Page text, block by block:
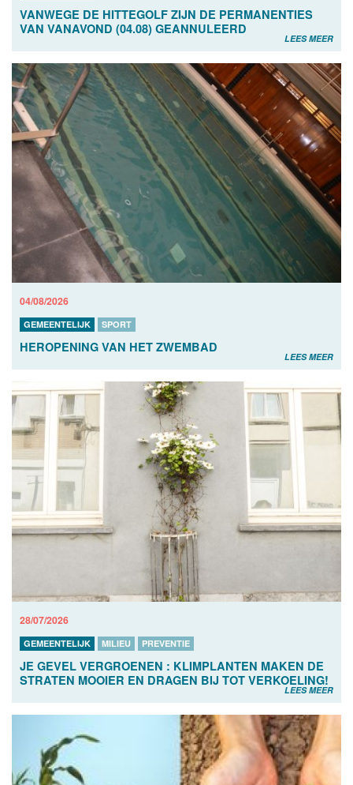
VANWEGE DE HITTEGOLF ZIJN DE PERMANENTIES
VAN VANAVOND (04.08) GEANNULEERD
LEES MEER
04/08/2026
GEMEENTELIJK SPORT
HEROPENING VAN HET ZWEMBAD
LEES MEER
28/07/2026
GEMEENTELIJK MILIEU PREVENTIE
JE GEVEL VERGROENEN : KLIMPLANTEN MAKEN DE
STRATEN MOOIER EN DRAGEN BIJ TOT VERKOELING!
LEES MEER